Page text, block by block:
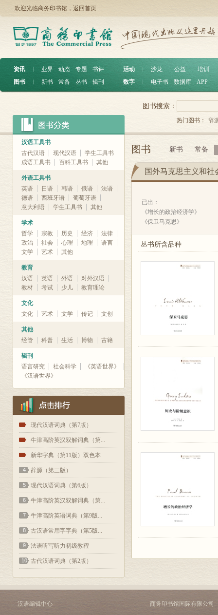
欢迎光临商务印书馆， 返回首页
资讯 ︱ 业界 动态 专题
书评
图书
︱ 新书 常备 丛书 辑刊
活动 沙龙 公益
培训
数字
电子书 数据库 APP
汉语工具书
古代汉语
现代汉语
学生工具书
成语工具书
百科工具书 其他
外语工具书
英语
日语 韩语 俄语
法语
德语
西班牙语
葡萄牙语
意大利语
学生工具书 其他
学术
哲学
宗教 历史 经济
法律
政治
社会 心理 地理
语言
文学
艺术 其他
教育
汉语
英语 外语
对外汉语
教材
考试 少儿 教育理论
文化
文化
艺术 文学 传记 文创
其他
经管
科普 生活 博物 古籍
辑刊
语言研究
社会科学
《英语世界》
《汉语世界》
1 现代汉语词典（第7版）
2 牛津高阶英汉双解词典（第...
3 新华字典（第11版）双色本
4 辞源（第三版）
5 现代汉语词典（第6版）
6 牛津高阶英汉双解词典（第...
7 牛津高阶英语词典（第9版...
8 古汉语常用字字典（第5版...
9 法语听写听力初级教程
10 古代汉语词典（第2版）
图书搜索：
热门图书： 辞
图书 新书 常备
国外马克思主义和社
已出：
《增长的政治经济学》
《保卫马克思》
丛书所含品种
汉语编辑中心 商务印书馆国际有限公司